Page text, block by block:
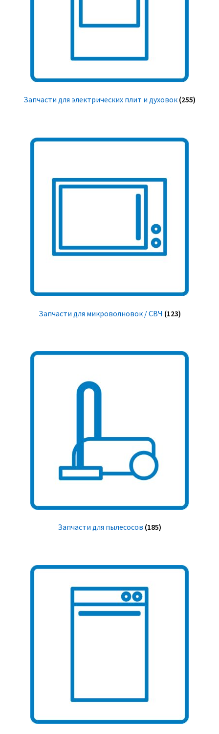
Запчасти для электрических плит и духовок (255)
Запчасти для микроволновок / СВЧ (123)
Запчасти для пылесосов (185)